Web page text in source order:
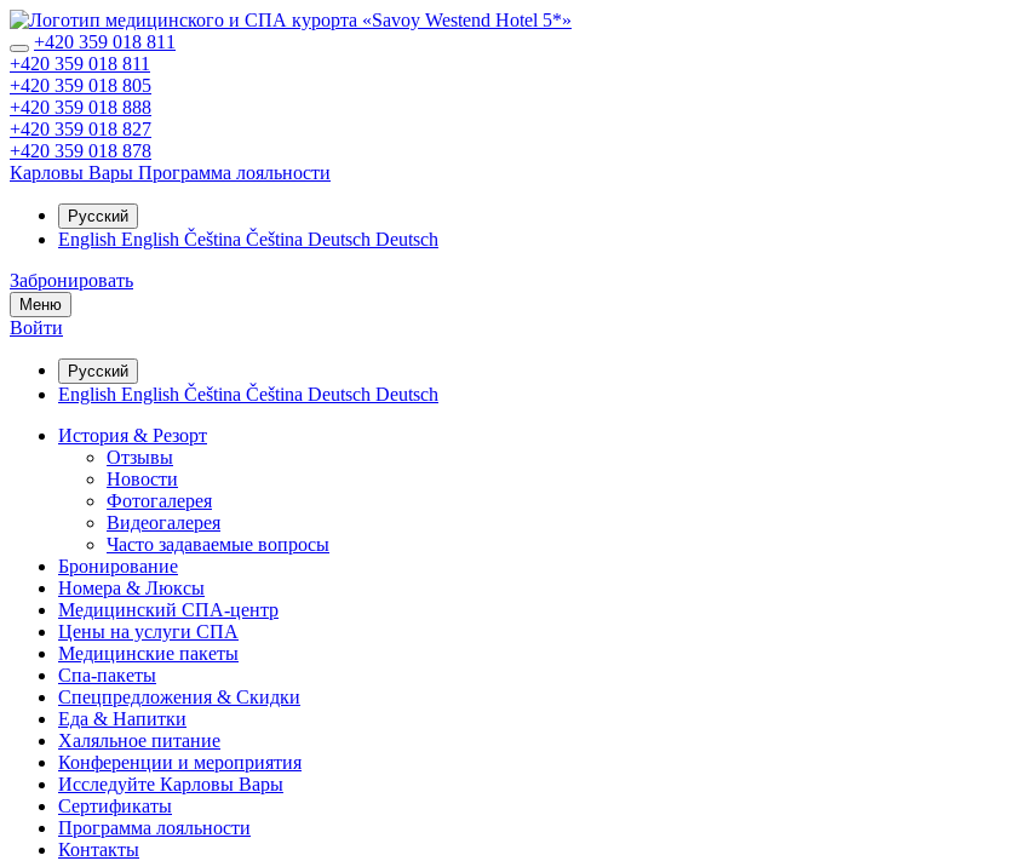
+420 359 018 811
+420 359 018 811
+420 359 018 805
+420 359 018 888
+420 359 018 827
+420 359 018 878
Карловы Вары Программа лояльности
Русский
English English Čeština Čeština Deutsch Deutsch
Забронировать
Меню
Войти
Русский
English English Čeština Čeština Deutsch Deutsch
История & Резорт
Отзывы
Новости
Фотогалерея
Видеогалерея
Часто задаваемые вопросы
Бронирование
Номера & Люксы
Медицинский СПА-центр
Цены на услуги СПА
Медицинские пакеты
Спа-пакеты
Спецпредложения & Скидки
Еда & Напитки
Халяльное питание
Конференции и мероприятия
Исследуйте Карловы Вары
Сертификаты
Программа лояльности
Контакты